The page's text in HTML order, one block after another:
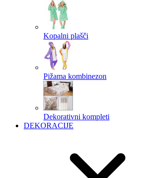
Kopalni plašči
Pižama kombinezon
Dekorativni kompleti
DEKORACIJE